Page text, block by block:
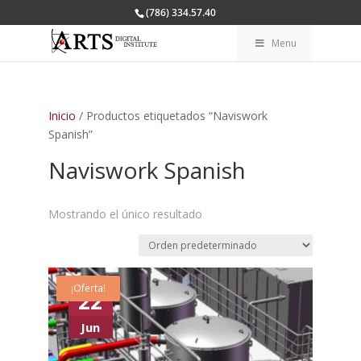
(786) 334.57.40
Menu
Inicio / Productos etiquetados “Naviswork
Spanish”
Naviswork Spanish
Mostrando el único resultado
22
Jun
¡Oferta!